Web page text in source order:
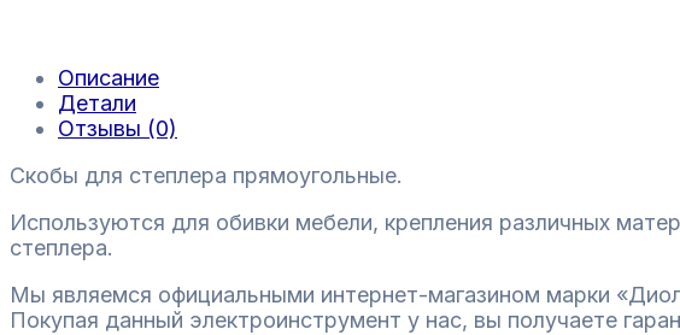
Описание
Детали
Отзывы (0)
Скобы для степлера прямоугольные.
Используются для обивки мебели, крепления различных
степлера.
Мы являемся официальными интернет-магазином марки
Покупая данный электроинструмент у нас, вы получаете